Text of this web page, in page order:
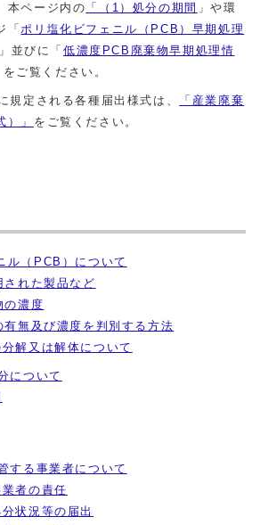
本ページ内の 「（1）処分の期間 」や環
「ポリ塩化ビフェニル（PCB）早期処理
」並びに「 低濃度PCB廃棄物早期処理情
をご覧ください。
規定される各種届出様式は、
「産業廃棄
）」 をご覧ください。
ル（PCB）について
された製品など
の濃度
有無及び濃度を判別する方法
分解又は解体について
について
する事業者について
業者の責任
状況等の届出